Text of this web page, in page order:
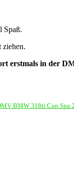
Spaß.
ziehen.
in der
BMW 318ti Cup Spa